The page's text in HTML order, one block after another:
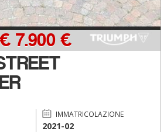
€ 7.900 €
IMMATRICOLAZIONE
2021-02